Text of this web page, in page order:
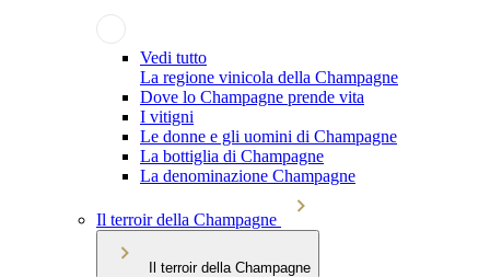
Vedi tutto
La regione vinicola della Champagne
Dove lo Champagne prende vita
I vitigni
Le donne e gli uomini di Champagne
La bottiglia di Champagne
La denominazione Champagne
Il terroir della Champagne
Il terroir della Champagne